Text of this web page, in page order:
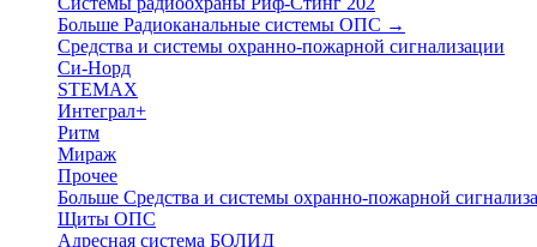
Больше Радиоканальные системы ОПС →
Средства и системы охранно-пожарной сигнализации
Си-Норд
STEMAX
Интеграл+
Ритм
Мираж
Прочее
Больше Средства и системы охранно-пожарной
Щиты ОПС
Адресная система БОЛИД